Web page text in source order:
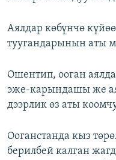
Аялдар көбүнчө
туугандарынын аты
Ошентип, ооган
эже-карындашы же
дээрлик өз аты
Ооганстанда кыз
берилбей калган